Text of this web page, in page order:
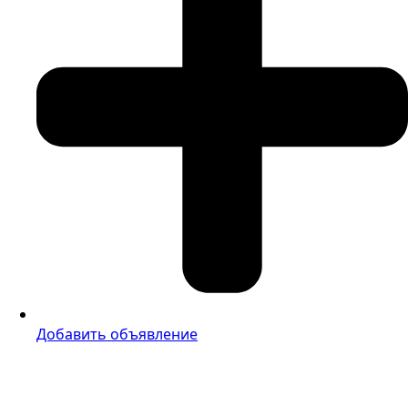
Добавить объявление